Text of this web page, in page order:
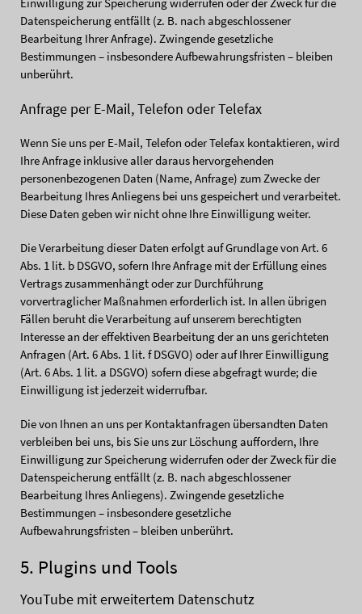
Datenspeicherung entfällt (z. B. nach abgeschlossener
Bearbeitung Ihrer Anfrage). Zwingende gesetzliche
Bestimmungen – insbesondere Aufbewahrungsfristen – bleiben
unberührt.
Anfrage per E-Mail, Telefon oder Telefax
Wenn Sie uns per E-Mail, Telefon oder Telefax kontaktieren, wird
Ihre Anfrage inklusive aller daraus hervorgehenden
personenbezogenen Daten (Name, Anfrage) zum Zwecke der
Bearbeitung Ihres Anliegens bei uns gespeichert und verarbeitet.
Diese Daten geben wir nicht ohne Ihre Einwilligung weiter.
Die Verarbeitung dieser Daten erfolgt auf Grundlage von Art. 6
Abs. 1 lit. b DSGVO, sofern Ihre Anfrage mit der Erfüllung eines
Vertrags zusammenhängt oder zur Durchführung
vorvertraglicher Maßnahmen erforderlich ist. In allen übrigen
Fällen beruht die Verarbeitung auf unserem berechtigten
Interesse an der effektiven Bearbeitung der an uns gerichteten
Anfragen (Art. 6 Abs. 1 lit. f DSGVO) oder auf Ihrer Einwilligung
(Art. 6 Abs. 1 lit. a DSGVO) sofern diese abgefragt wurde; die
Einwilligung ist jederzeit widerrufbar.
Die von Ihnen an uns per Kontaktanfragen übersandten Daten
verbleiben bei uns, bis Sie uns zur Löschung auffordern, Ihre
Einwilligung zur Speicherung widerrufen oder der Zweck für die
Datenspeicherung entfällt (z. B. nach abgeschlossener
Bearbeitung Ihres Anliegens). Zwingende gesetzliche
Bestimmungen – insbesondere gesetzliche
Aufbewahrungsfristen – bleiben unberührt.
5. Plugins und Tools
YouTube mit erweitertem Datenschutz